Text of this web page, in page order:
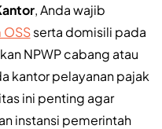
, Anda wajib
serta domisili pada
NPWP cabang atau
kantor pelayanan pajak
ini penting agar
instansi pemerintah